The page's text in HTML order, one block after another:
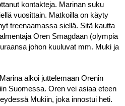
kontakteja. Marinan suku
vuosittain. Matkoilla on käyty
treenaamassa siellä. Sitä kautta
Oren Smagdaan (olympia
johon kuuluvat mm. Muki ja
alkoi juttelemaan Orenin
Suomessa. Oren vei asiaa eteen
Mukiin, joka innostui heti.